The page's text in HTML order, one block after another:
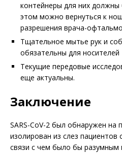
контейнеры для них
этом можно вернуться к
разрешения врача-
Тщательное мытье рук и
обязательны для носите­лей
Текущие передовые
еще актуальны.
Заключение
SARS-CoV-2 был обнаружен на
изолирован из слез
связи с чем было бы разумным